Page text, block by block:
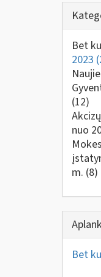
Bet
2023
(12)
nuo
m. (8)
Bet